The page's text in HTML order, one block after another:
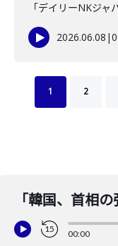
「デイリーNKジ
2026.06.08 |
1 2
15 00:00